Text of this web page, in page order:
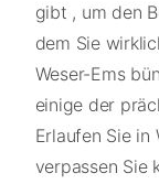
gibt , um den
dem Sie
Weser-Ems
einige der
Erlaufen Sie
verpassen Sie